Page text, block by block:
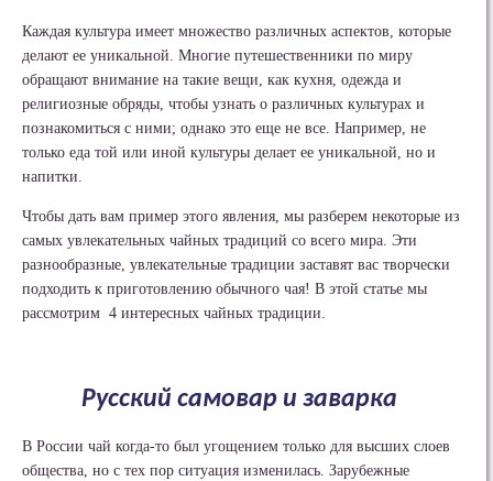
Каждая культура имеет множество различных аспектов, которые
делают ее уникальной. Многие путешественники по миру
обращают внимание на такие вещи, как кухня, одежда и
религиозные обряды, чтобы узнать о различных культурах и
познакомиться с ними; однако это еще не все. Например, не
только еда той или иной культуры делает ее уникальной, но и
напитки.
Чтобы дать вам пример этого явления, мы разберем некоторые из
самых увлекательных чайных традиций со всего мира. Эти
разнообразные, увлекательные традиции заставят вас творчески
подходить к приготовлению обычного чая! В этой статье мы
рассмотрим 4 интересных чайных традиции.
Русский самовар и заварка
В России чай когда-то был угощением только для высших слоев
общества, но с тех пор ситуация изменилась. Зарубежные